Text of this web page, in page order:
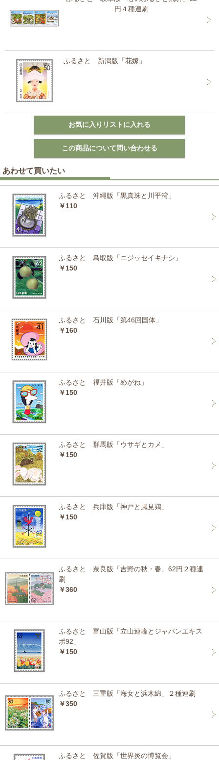
円４種連刷
ふるさと 新潟版「花嫁」
あわせて買いたい
ふるさと 沖縄版「黒真珠と川平湾」
￥110
ふるさと 鳥取版「ニジッセイキナシ」
￥150
ふるさと 石川版「第46回国体」
￥160
ふるさと 福井版「めがね」
￥150
ふるさと 群馬版「ウサギとカメ」
￥150
ふるさと 兵庫版「神戸と風見鶏」
￥150
ふるさと 奈良版「吉野の秋・春」62円２種連
刷
￥360
ふるさと 富山版「立山連峰とジャパンエキス
ポ92」
￥150
ふるさと 三重版「海女と浜木綿」２種連刷
￥350
ふるさと 佐賀版「世界炎の博覧会」